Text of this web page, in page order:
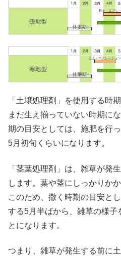
「土壌処理剤」を使用する時
まだ生え揃っていない時期に
期の目安としては、施肥を行
5月初旬くらいになります。
「茎葉処理剤」は、雑草が発
します。葉や茎にしっかりか
このため、撒く時期の目安と
する5月半ばから、雑草の様子
とになります。
つまり、雑草が発生する前に